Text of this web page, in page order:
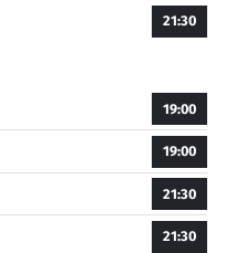
21:30
19:00
19:00
21:30
21:30